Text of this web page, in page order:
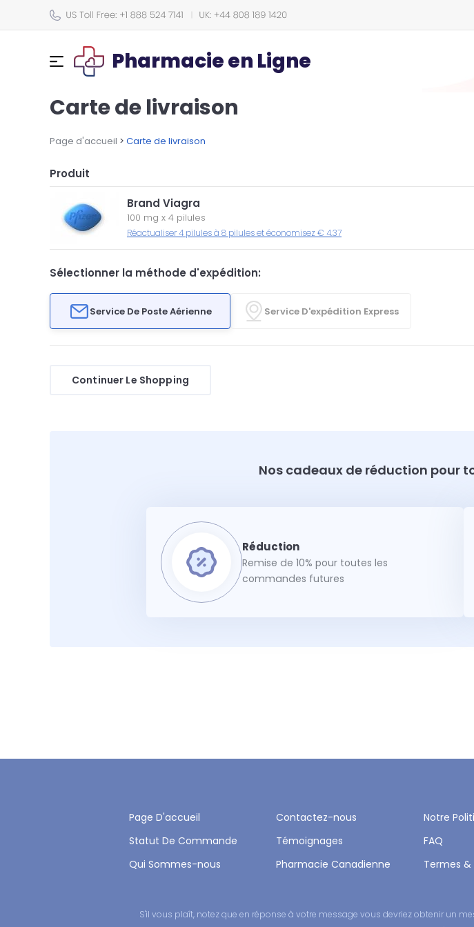
Pharmacie en Ligne
Carte de livraison
Page d'accueil > Carte de livraison
Produit
Brand Viagra
100 mg x 4 pilules
Réactualiser 4 pilules à 8 pilules et économisez € 4.37
Sélectionner la méthode d'expédition:
Service De Poste Aérienne Service D'expédition Express
Continuer Le Shopping
Nos cadeaux de réduction pour
Remise de 10% pour toutes les
commandes futures
Page D'accueil Contactez-nous
Notre
Statut De Commande
Témoignages
FAQ
Qui Sommes-nous
Pharmacie Canadienne Termes
S'il vous plaît, notez que en réponse à votre message vous devriez obtenir un